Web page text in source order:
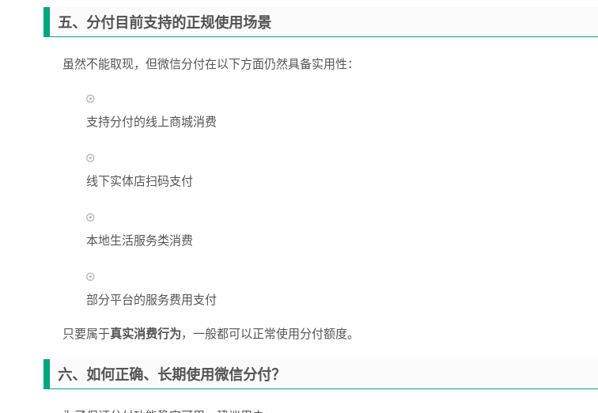
五、分付目前支持的正规使用场景
虽然不能取现，但微信分付在以下方面仍然具备实用性：
支持分付的线上商城消费
线下实体店扫码支付
本地生活服务类消费
部分平台的服务费用支付
只要属于真实消费行为，一般都可以正常使用分付额度。
六、如何正确、长期使用微信分付？